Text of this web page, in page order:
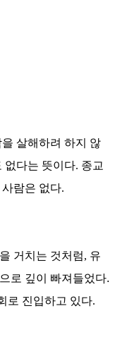
살해하려 하지 않
없다는 뜻이다. 종교
람은 없다.
거치는 것처럼, 유
로 깊이 빠져들었다.
로 진입하고 있다.